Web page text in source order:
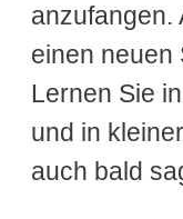
anzufangen.
einen neuen
Lernen Sie
und in
auch bald